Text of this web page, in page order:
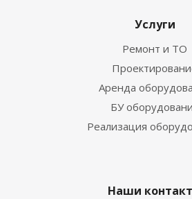
Услуги
Ремонт и ТО
Аренда
БУ
Реализация
Наши